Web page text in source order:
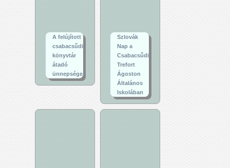
A felújított
csabacsűdi
könyvtár
átadó
ünnepsége
Szlovák
Nap a
Csabacsűdi
Trefort
Ágoston
Általános
Iskolában